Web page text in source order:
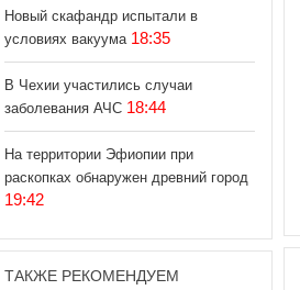
Новый скафандр испытали в
условиях вакуума 18:35
В Чехии участились случаи
заболевания АЧС 18:44
На территории Эфиопии при
раскопках обнаружен древний город
19:42
ТАКЖЕ РЕКОМЕНДУЕМ